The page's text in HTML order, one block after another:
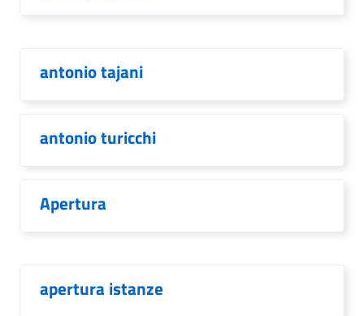
antonio tajani
antonio turicchi
Apertura
apertura istanze